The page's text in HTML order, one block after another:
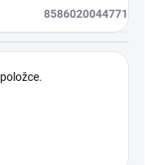
8586020044771